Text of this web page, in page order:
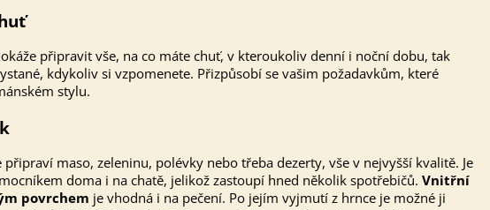
připravit vše, na co máte chuť, v kteroukoliv denní i noční dobu, tak
kdykoliv si vzpomenete. Přizpůsobí se vašim požadavkům, které
stylu.
připraví maso, zeleninu, polévky nebo třeba dezerty, vše v nejvyšší kvalitě. Je
doma i na chatě, jelikož zastoupí hned několik spotřebičů. Vnitřní
povrchem je vhodná i na pečení. Po jejím vyjmutí z hrnce je možné ji